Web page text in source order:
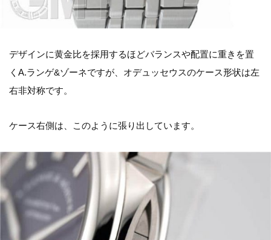
デザインに黄金比を採用するほどバランスや配置に重きを置
くA.ランゲ&ゾーネですが、オデュッセウスのケース形状は左
右非対称です。
ケース右側は、このように張り出しています。